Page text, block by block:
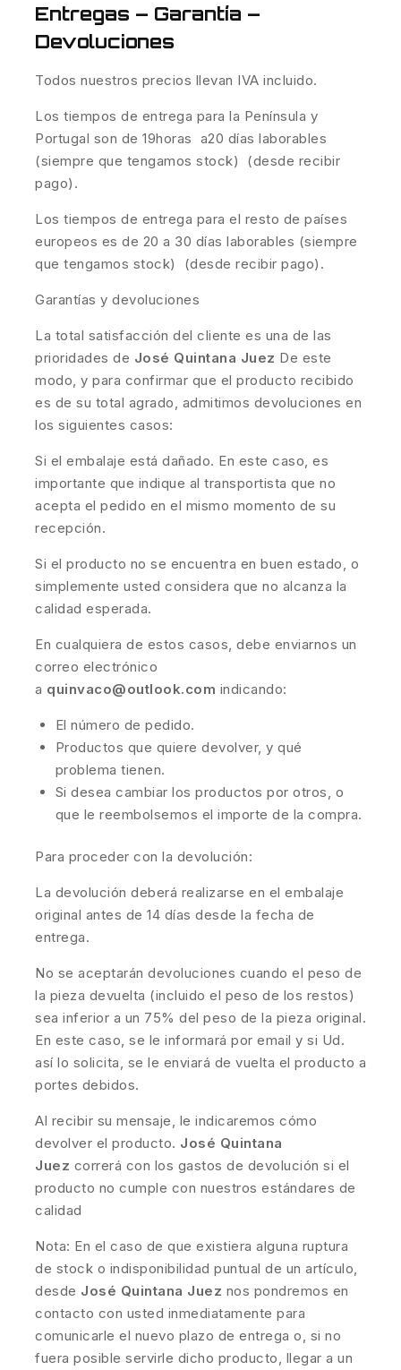
Entregas – Garantía –
Devoluciones
Todos nuestros precios llevan IVA incluido.
Los tiempos de entrega para la Península y
Portugal son de 19horas a20 días laborables
(siempre que tengamos stock) (desde recibir
pago).
Los tiempos de entrega para el resto de países
europeos es de 20 a 30 días laborables (siempre
que tengamos stock) (desde recibir pago).
Garantías y devoluciones
La total satisfacción del cliente es una de las
prioridades de José Quintana Juez De este
modo, y para confirmar que el producto recibido
es de su total agrado, admitimos devoluciones en
los siguientes casos:
Si el embalaje está dañado. En este caso, es
importante que indique al transportista que no
acepta el pedido en el mismo momento de su
recepción.
Si el producto no se encuentra en buen estado, o
simplemente usted considera que no alcanza la
calidad esperada.
En cualquiera de estos casos, debe enviarnos un
correo electrónico
a quinvaco@outlook.com indicando:
El número de pedido.
Productos que quiere devolver, y qué
problema tienen.
Si desea cambiar los productos por otros, o
que le reembolsemos el importe de la compra.
Para proceder con la devolución:
La devolución deberá realizarse en el embalaje
original antes de 14 días desde la fecha de
entrega.
No se aceptarán devoluciones cuando el peso de
la pieza devuelta (incluido el peso de los restos)
sea inferior a un 75% del peso de la pieza original.
En este caso, se le informará por email y si Ud.
así lo solicita, se le enviará de vuelta el producto a
portes debidos.
Al recibir su mensaje, le indicaremos cómo
devolver el producto. José Quintana
Juez correrá con los gastos de devolución si el
producto no cumple con nuestros estándares de
calidad
Nota: En el caso de que existiera alguna ruptura
de stock o indisponibilidad puntual de un artículo,
desde José Quintana Juez nos pondremos en
contacto con usted inmediatamente para
comunicarle el nuevo plazo de entrega o, si no
fuera posible servirle dicho producto, llegar a un